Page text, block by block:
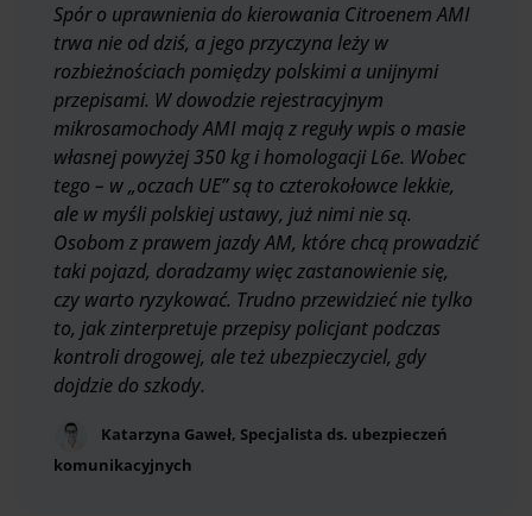
Spór o uprawnienia do kierowania Citroenem AMI
trwa nie od dziś, a jego przyczyna leży w
rozbieżnościach pomiędzy polskimi a unijnymi
przepisami. W dowodzie rejestracyjnym
mikrosamochody AMI mają z reguły wpis o masie
własnej powyżej 350 kg i homologacji L6e. Wobec
tego – w „oczach UE” są to czterokołowce lekkie,
ale w myśli polskiej ustawy, już nimi nie są.
Osobom z prawem jazdy AM, które chcą prowadzić
taki pojazd, doradzamy więc zastanowienie się,
czy warto ryzykować. Trudno przewidzieć nie tylko
to, jak zinterpretuje przepisy policjant podczas
kontroli drogowej, ale też ubezpieczyciel, gdy
dojdzie do szkody.
Katarzyna Gaweł, Specjalista ds. ubezpieczeń
komunikacyjnych